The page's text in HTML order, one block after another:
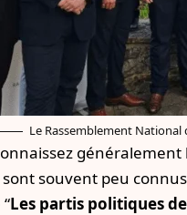
Le Rassemblement
souvent peu
Les partis politiques